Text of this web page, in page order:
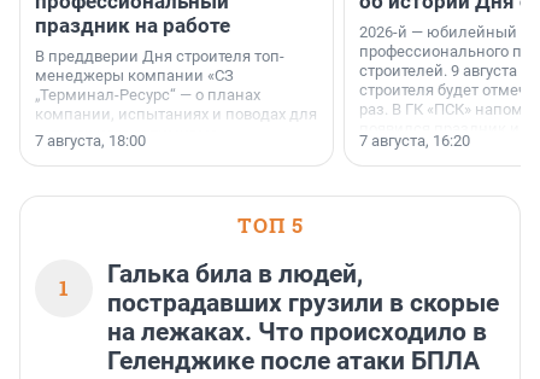
праздник на работе
В преддверии Дня строителя топ-
менеджеры компании «СЗ
„Терминал-Ресурс“ — о планах
компании, испытаниях и поводах для
осторожного оптимизма.
7 августа, 18:00
2026-й — юбилейный
профессионального
строителей. 9 августа
строителя будет
раз. В ГК «ПСК»
поменялась роль
7 августа, 16:20
ТОП 5
1
Галька била в людей,
пострадавших грузили в скорые
на лежаках. Что происходило в
Геленджике после атаки БПЛА